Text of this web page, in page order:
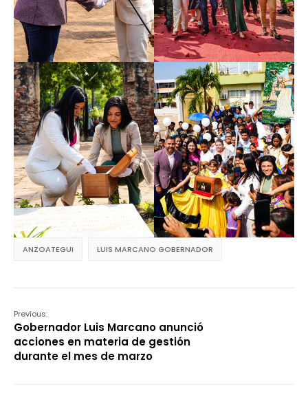
ANZOATEGUI LUIS MARCANO GOBERNADOR
Previous:
Gobernador Luis Marcano anunció
acciones en materia de gestión
durante el mes de marzo